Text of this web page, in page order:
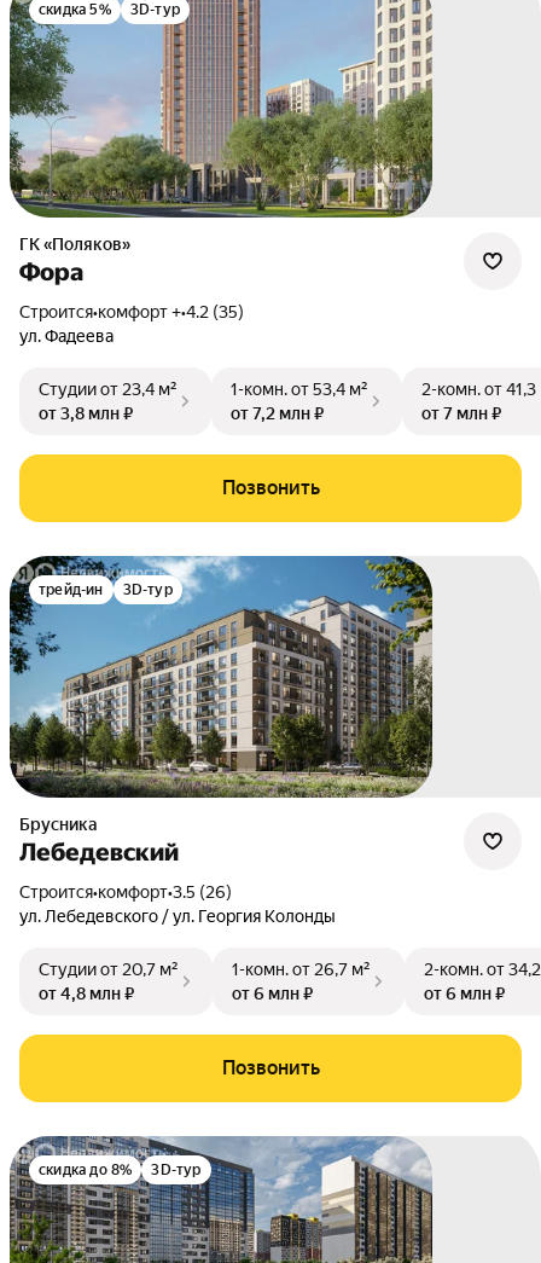
скидка 5% 3D-тур
ГК «Поляков»
Фора
Строится•комфорт +•4.2 (35)
ул. Фадеева
Студииот 23,4 м²
от 3,8 млн ₽
1-комн.от 53,4 м²
от 7,2 млн ₽
2-комн.от 41,3
от 7 млн ₽
Позвонить
трейд-ин 3D-тур
Брусника
Лебедевский
Строится•комфорт•3.5 (26)
ул. Лебедевского / ул. Георгия Колонды
Студииот 20,7 м²
от 4,8 млн ₽
1-комн.от 26,7 м²
от 6 млн ₽
2-комн.от
от 6 млн ₽
Позвонить
скидка до 8% 3D-тур